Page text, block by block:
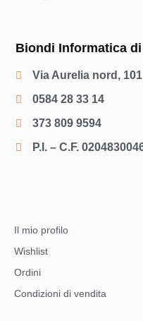
Biondi Informatica
Via Aurelia nord,
0584 28 33 14
373 809 9594
P.I. – C.F.
Il mio profilo
Wishlist
Ordini
Condizioni di vendita